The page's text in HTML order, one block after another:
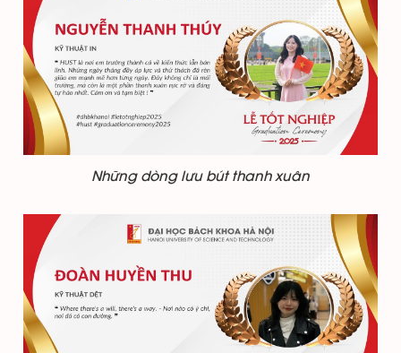
Những dòng lưu bút thanh xuân